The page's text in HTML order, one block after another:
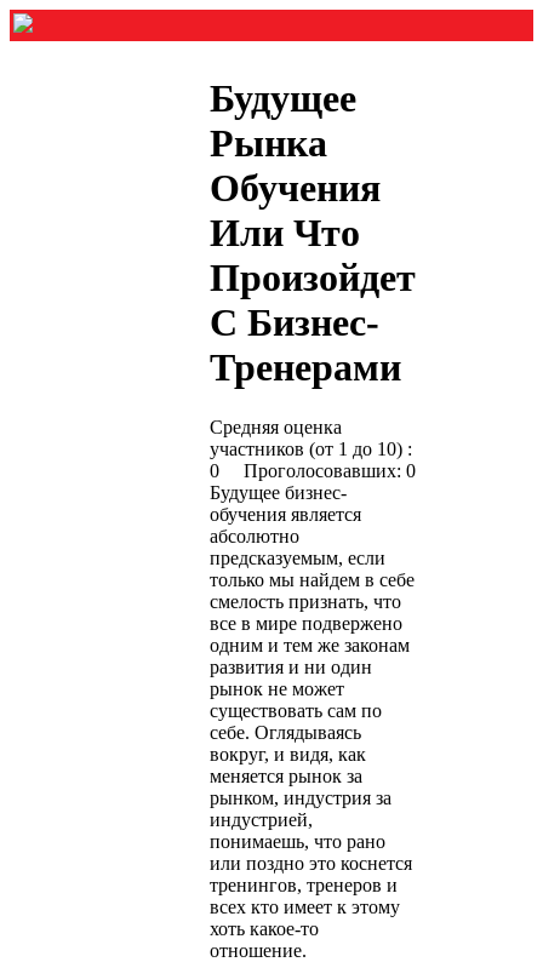
Будущее
Рынка
Обучения
Или Что
Произойдет
С Бизнес-
Тренерами
Средняя оценка
участников (от 1 до 10) :
0 Проголосовавших: 0
Будущее бизнес-
обучения является
абсолютно
предсказуемым, если
только мы найдем в себе
смелость признать, что
все в мире подвержено
одним и тем же законам
развития и ни один
рынок не может
существовать сам по
себе. Оглядываясь
вокруг, и видя, как
меняется рынок за
рынком, индустрия за
индустрией,
понимаешь, что рано
или поздно это коснется
тренингов, тренеров и
всех кто имеет к этому
хоть какое-то
отношение.